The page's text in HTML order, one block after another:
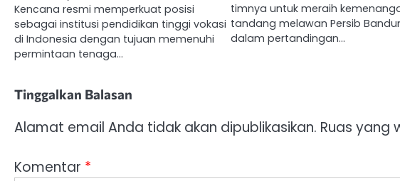
Kencana resmi memperkuat posisi
sebagai institusi pendidikan tinggi vokasi
di Indonesia dengan tujuan memenuhi
permintaan tenaga…
timnya untuk meraih
tandang melawan Persib
dalam pertandingan…
Tinggalkan Balasan
Alamat email Anda tidak akan dipublikasikan. Ruas yang
Komentar *